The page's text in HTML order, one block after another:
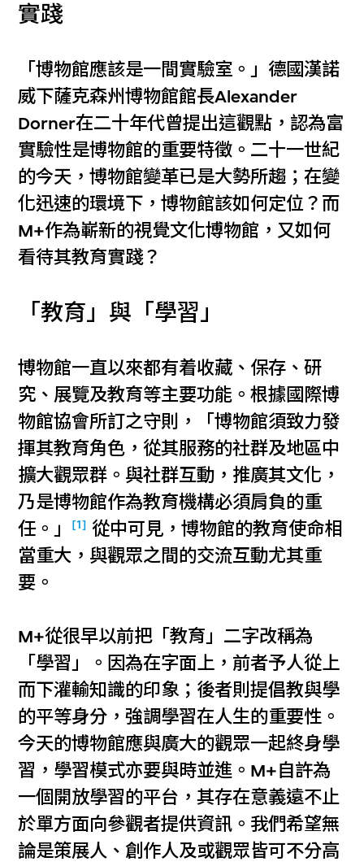
實踐
「博物館應該是一間實驗室。」德國漢諾
威下薩克森州博物館館長Alexander
Dorner在二十年代曾提出這觀點，認為富
實驗性是博物館的重要特徵。二十一世紀
的今天，博物館變革已是大勢所趨；在變
化迅速的環境下，博物館該如何定位？而
M+作為嶄新的視覺文化博物館，又如何
看待其教育實踐？
「教育」與「學習」
博物館一直以來都有着收藏、保存、研
究、展覽及教育等主要功能。根據國際博
物館協會所訂之守則，「博物館須致力發
揮其教育角色，從其服務的社群及地區中
擴大觀眾群。與社群互動，推廣其文化，
乃是博物館作為教育機構必須肩負的重
任。」
[1] 從中可見，博物館的教育使命相
當重大，與觀眾之間的交流互動尤其重
要。
M+從很早以前把「教育」二字改稱為
「學習」。因為在字面上，前者予人從上
而下灌輸知識的印象；後者則提倡教與學
的平等身分，強調學習在人生的重要性。
今天的博物館應與廣大的觀眾一起終身學
習，學習模式亦要與時並進。M+自許為
一個開放學習的平台，其存在意義遠不止
於單方面向參觀者提供資訊。我們希望無
論是策展人、創作人及或觀眾皆可不分高